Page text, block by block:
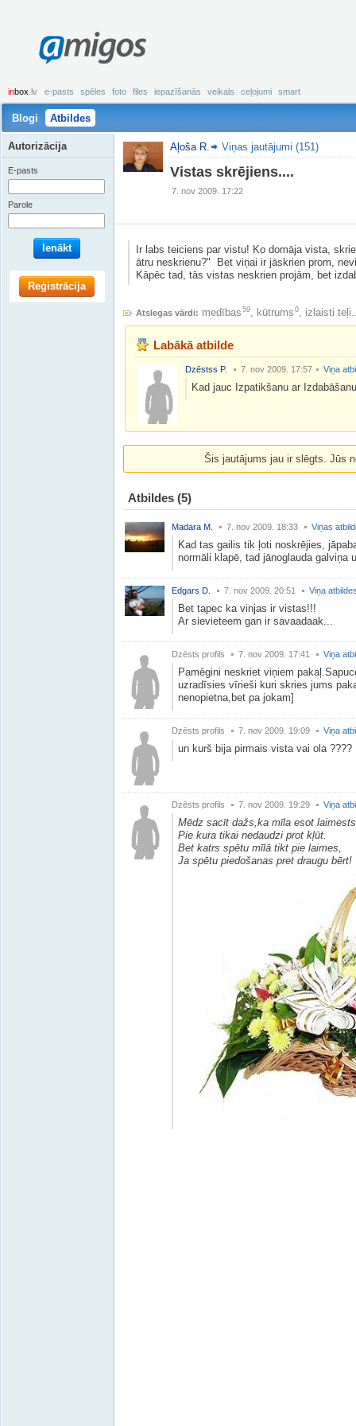
amigos
inbox .lv e-pasts spēles foto files iepazīšanās veikals ceļojumi smart
Blogi Atbildes
Aļoša R. Viņas jautājumi (151)
Vistas skrējiens....
7. nov 2009. 17:22
Ir labs teiciens par vistu! Ko domāja vista,
ātru neskrienu?" Bet viņai ir jāskrien prom,
Kāpēc tad, tās vistas neskrien projām, bet
Atslegas vārdi: medības 59, kūtrums 0, izlaisti
Labākā atbilde
Dzēstss P. 7. nov 2009. 17:57 Viņa
Kad jauc Izpatikšanu ar
Šis jautājums jau ir slēgts. Jūs
Atbildes (5)
Madara M. 7. nov 2009. 18:33 Viņas
Kad tas gailis tik ļoti noskrējies,
normāli klapē, tad jānoglauda galviņa
Edgars D. 7. nov 2009. 20:51 Viņa
Bet tapec ka vinjas ir vistas!!!
Ar sievieteem gan ir savaadaak...
Dzēsts profils 7. nov 2009. 17:41 Viņa
Pamēgini neskriet viņiem
uzradīsies vīrieši kuri skries jums
nenopietna,bet pa jokam]
Dzēsts profils 7. nov 2009. 19:09 Viņa
un kurš bija pirmais vista vai ola ????
Dzēsts profils 7. nov 2009. 19:29 Viņa
Mēdz sacīt dažs,ka mīla esot
Pie kura tikai nedaudzi prot kļūt.
Bet katrs spētu mīlā tikt pie laimes,
Ja spētu piedošanas pret draugu bērt!
Autorizācija
E-pasts
Parole
Ienākt
Reģistrācija